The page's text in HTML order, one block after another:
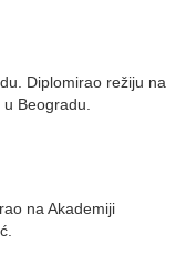
Diplomirao režiju na
Beogradu.
na Akademiji